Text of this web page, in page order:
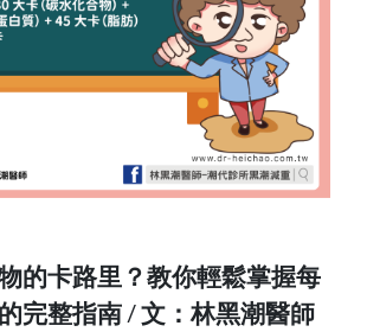
的卡路里？教你輕鬆掌握每
完整指南 / 文：林黑潮醫師